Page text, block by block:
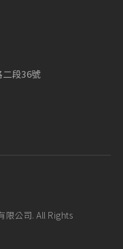
段36號
限公司. All Rights